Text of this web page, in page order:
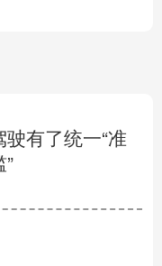
驶有了统一“准
”